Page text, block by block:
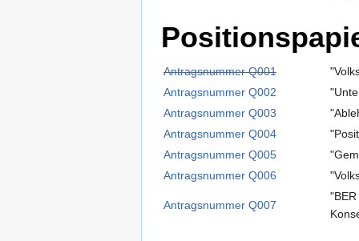
Antragsnummer Q001
Antragsnummer Q002
Antragsnummer Q003
Antragsnummer Q004
Antragsnummer Q005
Antragsnummer Q006
Antragsnummer Q007